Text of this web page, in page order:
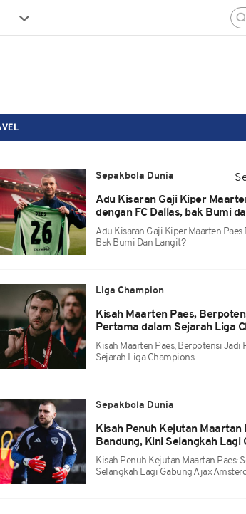
Sepakbola Dunia
Adu Kisaran Gaji Kiper
dengan FC Dallas, bak Bumi
Adu Kisaran Gaji Kiper Maarten
Bak Bumi Dan Langit?
Liga Champion
Kisah Maarten Paes,
Pertama dalam Sejarah Liga
Kisah Maarten Paes, Berpotensi
Sejarah Liga Champions
Sepakbola Dunia
Kisah Penuh Kejutan
Bandung, Kini Selangkah
Kisah Penuh Kejutan Maartan Paes:
Selangkah Lagi Gabung Ajax